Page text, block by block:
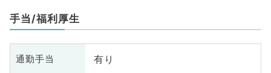
手当/福利厚生
通勤手当 有り